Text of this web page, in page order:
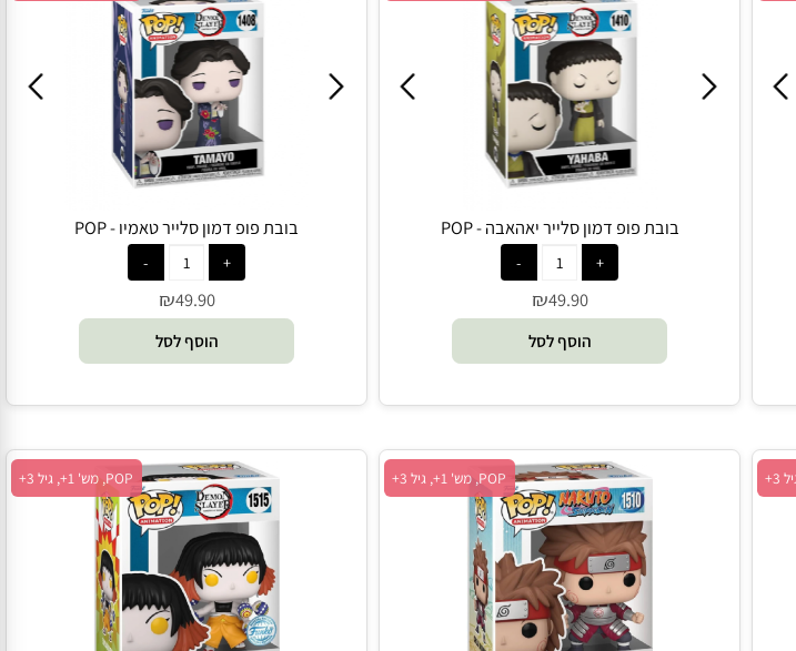
POP, מש' 1+, גיל 3+
בובת פופ דמון סלייר יאהאבה - POP
הוסף לסל
POP, מש' 1+, גיל 3+
בובת פופ דמון סלייר טאמיו - POP
הוסף לסל
POP, מש' 1+, גיל 3+ POP, מש' 1+, גיל 3+